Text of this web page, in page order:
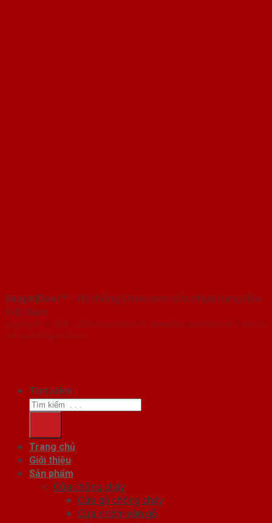
SaigonDoor™ - Hệ thống Showroom cửa nhựa hàng đầu
Việt Nam
Copyright ⓒ 2016 – 2026 SaigonDoor™ - www.bancuanhua.com | Đơn vị
chủ quản SaigonDoor
Tìm kiếm:
Trang chủ
Giới thiệu
Sản phẩm
Cửa chống cháy
Cửa gỗ chống cháy
Cửa nhôm vân gỗ